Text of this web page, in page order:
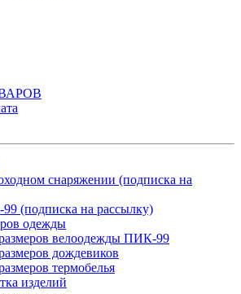
снаряжении (подписка на
(подписка на рассылку)
одежды
велоодежды ПИК-99
дождевиков
термобелья
изделий